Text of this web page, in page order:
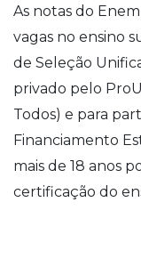
As notas do
vagas no ensino
de Seleção
privado pelo
Todos) e para
Financiamento
mais de 18 anos
certificação do